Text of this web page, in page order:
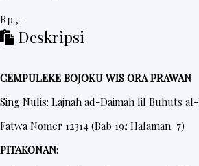
R
i
g
k
Rp.,-
Deskripsi
CEMPULEKE BOJOKU WIS ORA PRAWAN
Sing Nulis: Lajnah ad-Daimah lil Buhuts
Fatwa Nomer 12314 (Bab 19; Halaman 7)
PITAKONAN: